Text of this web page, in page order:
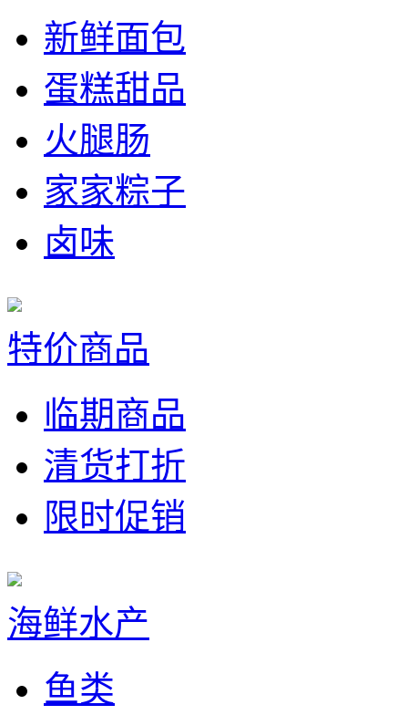
新鲜面包
蛋糕甜品
火腿肠
家家粽子
卤味
特价商品
临期商品
清货打折
限时促销
海鲜水产
鱼类